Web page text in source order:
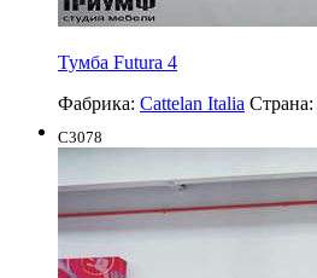
Тумба Futura 4
Фабрика: Cattelan Italia Страна:
C3078